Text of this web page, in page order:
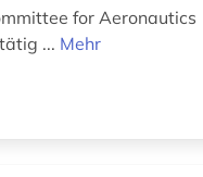
for Aeronautics
... Mehr